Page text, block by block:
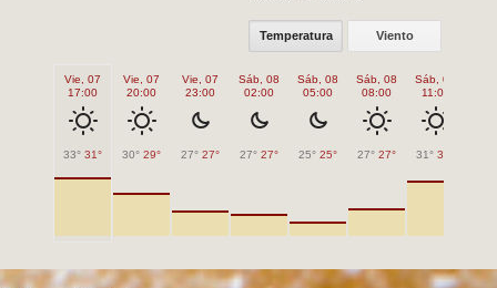
Temperatura Viento
Vie, 07
17:00
33° 31°
Vie, 07
20:00
30° 29°
Vie, 07
23:00
27° 27°
Sáb, 08
02:00
27° 27°
Sáb, 08
05:00
25° 25°
Sáb, 08
08:00
27° 27°
Sáb, 08
11:00
31° 31°